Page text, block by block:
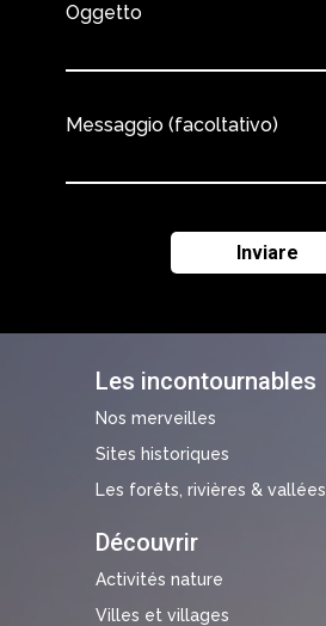
Les incontournables
Nos merveilles
Sites historiques
Les forêts, rivières & vallées
Découvrir
Activités nature
Villes et villages
Oggetto
Messaggio (facoltativo)